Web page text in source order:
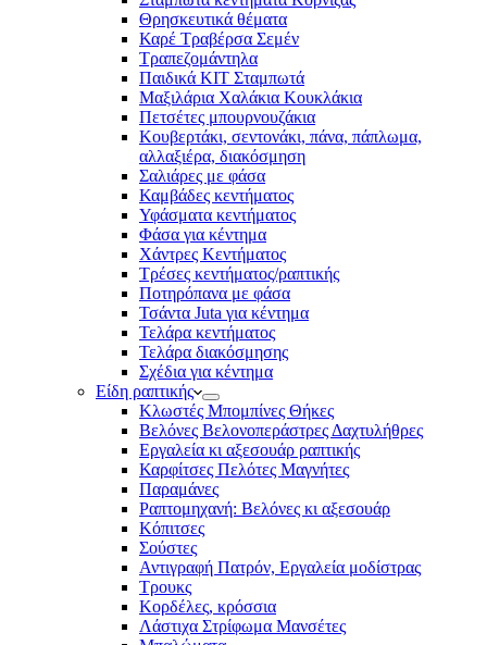
Θρησκευτικά θέματα
Καρέ Τραβέρσα Σεμέν
Τραπεζομάντηλα
Παιδικά KIT Σταμπωτά
Μαξιλάρια Χαλάκια Κουκλάκια
Πετσέτες μπουρνουζάκια
Κουβερτάκι, σεντονάκι, πάνα, πάπλωμα,
αλλαξιέρα, διακόσμηση
Σαλιάρες με φάσα
Καμβάδες κεντήματος
Υφάσματα κεντήματος
Φάσα για κέντημα
Χάντρες Κεντήματος
Τρέσες κεντήματος/ραπτικής
Ποτηρόπανα με φάσα
Τσάντα Juta για κέντημα
Τελάρα κεντήματος
Τελάρα διακόσμησης
Σχέδια για κέντημα
Είδη ραπτικής
Κλωστές Μπομπίνες Θήκες
Βελόνες Βελονοπεράστρες Δαχτυλήθρες
Εργαλεία κι αξεσουάρ ραπτικής
Καρφίτσες Πελότες Μαγνήτες
Παραμάνες
Ραπτομηχανή: Βελόνες κι αξεσουάρ
Κόπιτσες
Σούστες
Αντιγραφή Πατρόν, Εργαλεία μοδίστρας
Τρουκς
Κορδέλες, κρόσσια
Λάστιχα Στρίφωμα Μανσέτες